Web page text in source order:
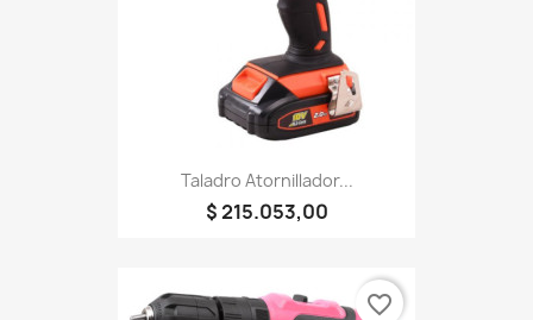
Taladro Atornillador...
$ 215.053,00
favorite_border